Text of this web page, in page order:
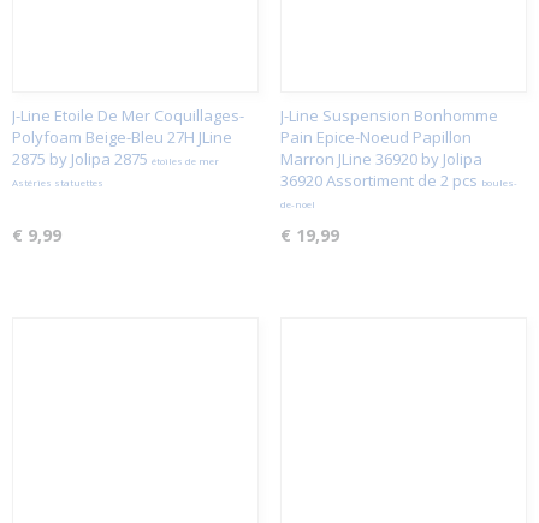
J-Line Etoile De Mer Coquillages-
Polyfoam Beige-Bleu 27H JLine
2875 by Jolipa 2875 étoiles de mer
Astéries statuettes
€ 9,99
J-Line Suspension Bonhomme
Pain Epice-Noeud Papillon
Marron JLine 36920 by Jolipa
36920 Assortiment de 2 pcs boules-
de-noel
€ 19,99